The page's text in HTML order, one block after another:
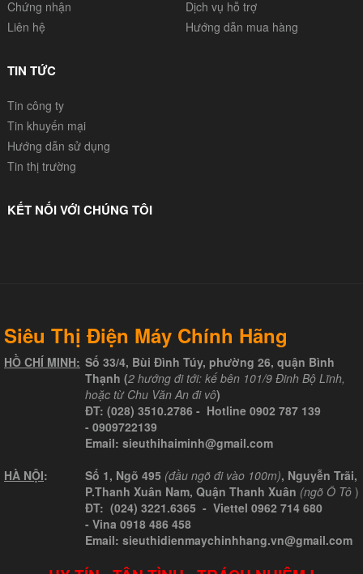
Chứng nhận
Liên hệ
Dịch vụ hỗ trợ
Hướng dẫn mua hàng
TIN TỨC
Tin công ty
Tin khuyến mại
Hướng dẫn sử dụng
Tin thị trường
KẾT NỐI VỚI CHÚNG TÔI
Siêu Thị Điện Máy Chính Hãng
HỒ CHÍ MINH: Số 33/4, Bùi Đình Túy, phường 26, quận Bình
Thạnh (2 hướng đi tới: kế bên 101/9 Đinh Bộ Lĩnh,
hoặc từ Chu Văn An đi vô)
ĐT: (028) 3510.2786 - Hotline 0902 787 139
- 0909722139
Email: sieuthihaiminh@gmail.com
HÀ NỘI: Số 1, Ngõ 495 (đầu ngõ đi vào 100m), Nguyễn Trãi,
P.Thanh Xuân Nam, Quận Thanh Xuân (ngõ Ô Tô )
ĐT: (024) 3221.6365 - Viettel 0962 714 680
- Vina 0918 486 458
Email: sieuthidienmaychinhhang.vn@gmail.com